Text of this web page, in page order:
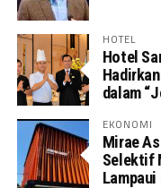
HOTEL
Hotel
dalam
EKONOMI
Mirae
Selektif